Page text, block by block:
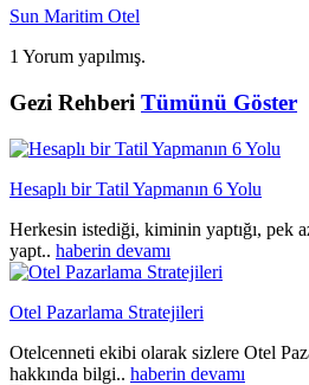
Sun Maritim Otel
1 Yorum yapılmış.
Gezi Rehberi Tümünü Göster
Hesaplı bir Tatil Yapmanın 6 Yolu
Herkesin istediği, kiminin yaptığı, pek
yapt.. haberin devamı
Otel Pazarlama Stratejileri
Otelcenneti ekibi olarak sizlere Otel
hakkında bilgi.. haberin devamı